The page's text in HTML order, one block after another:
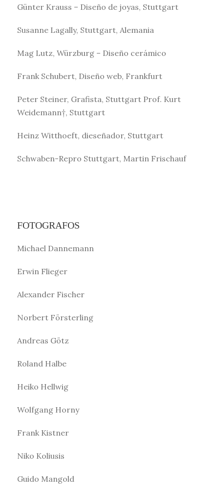
Günter Krauss – Diseño de joyas, Stuttgart
Susanne Lagally, Stuttgart, Alemania
Mag Lutz, Würzburg – Diseño cerámico
Frank Schubert, Diseño web, Frankfurt
Peter Steiner, Grafista, Stuttgart Prof. Kurt
Weidemann†, Stuttgart
Heinz Witthoeft, dieseñador, Stuttgart
Schwaben-Repro Stuttgart, Martin Frischauf
FOTOGRAFOS
Michael Dannemann
Erwin Flieger
Alexander Fischer
Norbert Försterling
Andreas Götz
Roland Halbe
Heiko Hellwig
Wolfgang Horny
Frank Kistner
Niko Koliusis
Guido Mangold